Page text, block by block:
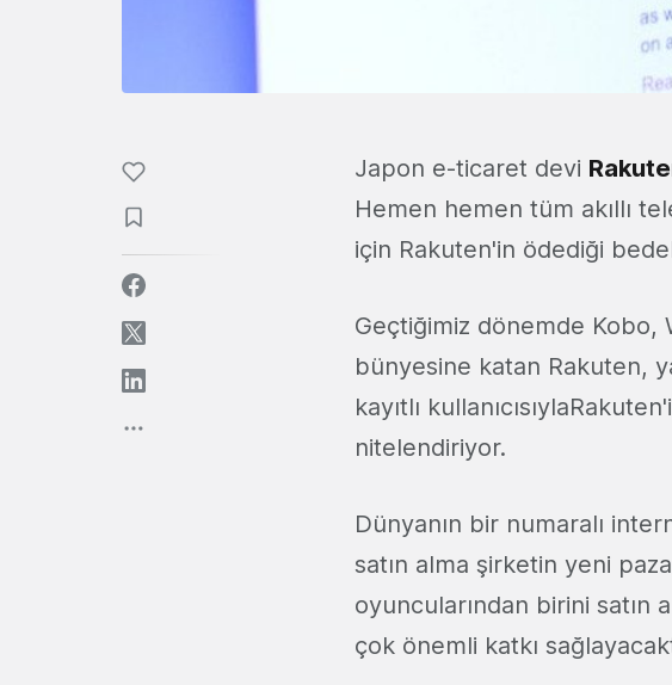
Japon e-ticaret devi
Hemen hemen tüm akıllı
için Rakuten'in ödediği
Geçtiğimiz dönemde Kobo,
bünyesine katan Rakuten,
kayıtlı
nitelendiriyor.
Dünyanın bir numaralı
satın alma şirketin yeni
oyuncularından birini
çok önemli katkı